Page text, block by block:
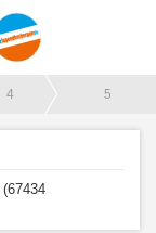
4 5
(67434